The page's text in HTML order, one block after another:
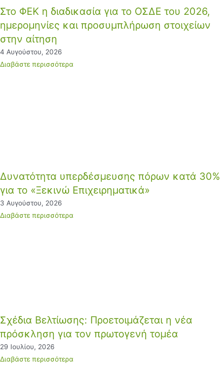
Στο ΦΕΚ η διαδικασία για το ΟΣΔΕ του 2026,
ημερομηνίες και προσυμπλήρωση στοιχείων
στην αίτηση
4 Αυγούστου, 2026
Διαβάστε περισσότερα
Δυνατότητα υπερδέσμευσης πόρων κατά 30%
για το «Ξεκινώ Επιχειρηματικά»
3 Αυγούστου, 2026
Διαβάστε περισσότερα
Σχέδια Βελτίωσης: Προετοιμάζεται η νέα
πρόσκληση για τον πρωτογενή τομέα
29 Ιουλίου, 2026
Διαβάστε περισσότερα